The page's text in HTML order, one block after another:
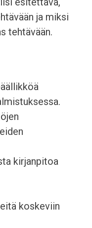
ja miksi
tehtävään.
kirjanpitoa
koskeviin